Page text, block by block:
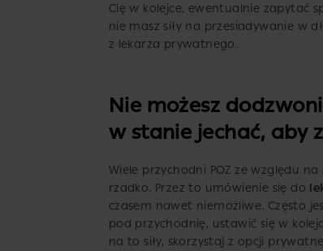
Cię w kolejce, ewentualnie zapytać
nie masz siły na przesiadywanie w
z lekarza prywatnego.
Nie możesz
w stanie jechać, aby
Wiele przychodni POZ ze względu
rzadko. Przez to umówienie się do
czasem nawet niemożliwe. Często
pod przychodnię, ustawić się w
na to siły, skorzystaj z opcji